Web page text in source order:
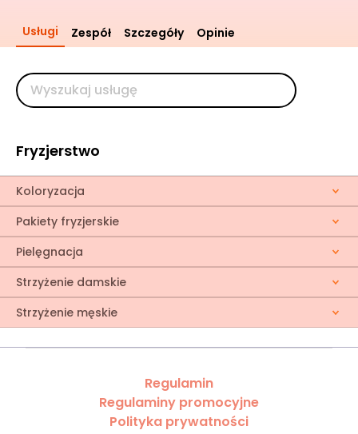
Usługi Zespół Szczegóły Opinie
Fryzjerstwo
Koloryzacja
Pakiety fryzjerskie
Pielęgnacja
Strzyżenie damskie
Strzyżenie męskie
Regulamin
Regulaminy promocyjne
Polityka prywatności